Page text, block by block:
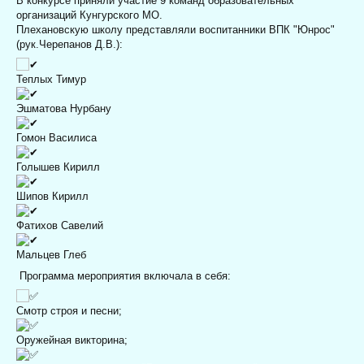
организаций Кунгурского МО.
Плехановскую школу представляли воспитанники ВПК "Юнрос"
(рук.Черепанов Д.В.):
Теплых Тимур
Эшматова Нурбану
Гомон Василиса
Голышев Кирилл
Шипов Кирилл
Фатихов Савелий
Мальцев Глеб
Программа мероприятия включала в себя:
Смотр строя и песни;
Оружейная викторина;